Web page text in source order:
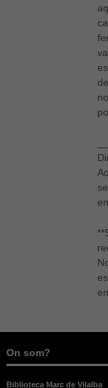
On som?
Biblioteca Marc de Vilalba